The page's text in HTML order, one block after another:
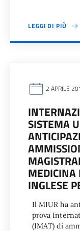
LEGGI DI PIÙ
2 APRILE
SISTEMA
MEDICINA
INGLESE
Il MIUR ha
prova
(IMAT) di